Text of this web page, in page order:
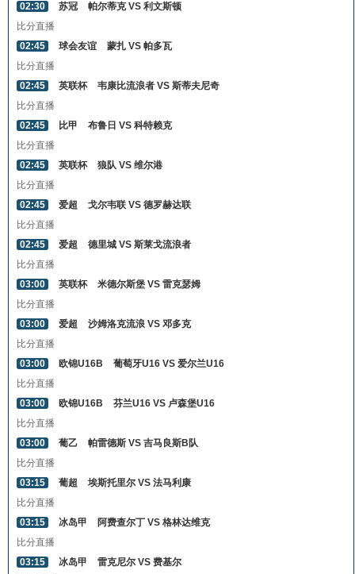
02:30
苏冠
帕尔蒂克 VS 利文斯顿
比分直播
02:45
球会友谊
蒙扎 VS 帕多瓦
比分直播
02:45
英联杯
韦康比流浪者 VS 斯蒂夫尼奇
比分直播
02:45
比甲
布鲁日 VS 科特赖克
比分直播
02:45
英联杯
狼队 VS 维尔港
比分直播
02:45
爱超
戈尔韦联 VS 德罗赫达联
比分直播
02:45
爱超
德里城 VS 斯莱戈流浪者
比分直播
03:00
英联杯
米德尔斯堡 VS 雷克瑟姆
比分直播
03:00
爱超
沙姆洛克流浪 VS 邓多克
比分直播
03:00
欧锦U16B
葡萄牙U16 VS 爱尔兰U16
比分直播
03:00
欧锦U16B
芬兰U16 VS 卢森堡U16
比分直播
03:00
葡乙
帕雷德斯 VS 吉马良斯B队
比分直播
03:15
葡超
埃斯托里尔 VS 法马利康
比分直播
03:15
冰岛甲
阿费查尔丁 VS 格林达维克
比分直播
03:15
冰岛甲
雷克尼尔 VS 费基尔